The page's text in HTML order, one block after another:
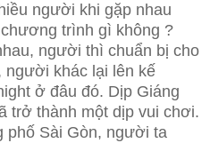
người khi gặp nhau
trình gì không ?
người thì chuẩn bị cho
người khác lại lên kế
ở đâu đó. Dịp Giáng
trở thành một dịp vui chơi.
phố Sài Gòn, người ta